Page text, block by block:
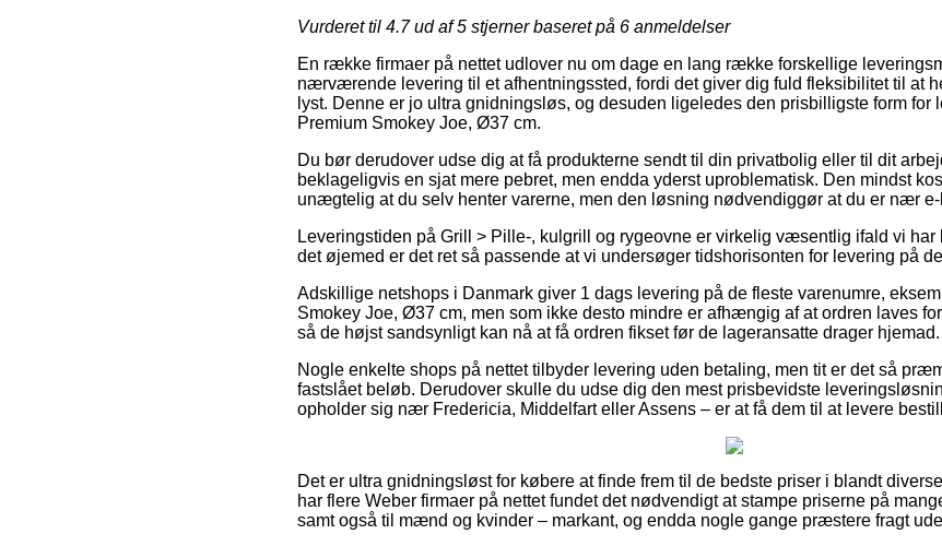
Vurderet til 4.7ud af 5 stjerner baseret på 6 anmeldelser
En række firmaer på nettet udlover nu om dage en lang række forskellige
nærværende levering til et afhentningssted, fordi det giver dig fuld fleksibilitet til at
lyst. Denne er jo ultra gnidningsløs, og desuden ligeledes den prisbilligste form
Premium Smokey Joe, Ø37 cm.
Du bør derudover udse dig at få produkterne sendt til din privatbolig eller til dit
beklageligvis en sjat mere pebret, men endda yderst uproblematisk. Den mindst
unægtelig at du selv henter varerne, men den løsning nødvendiggør at du er nær
Leveringstiden på Grill > Pille-, kulgrill og rygeovne er virkelig væsentlig ifald vi har
det øjemed er det ret så passende at vi undersøger tidshorisonten for levering på
Adskillige netshops i Danmark giver 1 dags levering på de fleste varenumre,
Smokey Joe, Ø37 cm, men som ikke desto mindre er afhængig af at ordren laves
så de højst sandsynligt kan nå at få ordren fikset før de lageransatte drager hjemad.
Nogle enkelte shops på nettet tilbyder levering uden betaling, men tit er det så
fastslået beløb. Derudover skulle du udse dig den mest prisbevidste
opholder sig nær Fredericia, Middelfart eller Assens – er at få dem til at levere
Det er ultra gnidningsløst for købere at finde frem til de bedste priser i blandt
har flere Weber firmaer på nettet fundet det nødvendigt at stampe priserne på
samt også til mænd og kvinder – markant, og endda nogle gange præstere fragt